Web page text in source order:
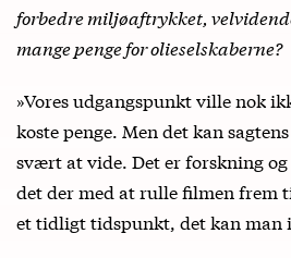
forbedre miljøaftrykket,
mange penge for olieselskaberne?
»Vores udgangspunkt ville nok
koste penge. Men det kan
svært at vide. Det er forskning
det der med at rulle filmen frem
et tidligt tidspunkt, det kan man